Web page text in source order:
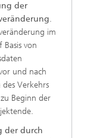
der
.
im
von
und nach
Verkehrs
Beginn der
der durch